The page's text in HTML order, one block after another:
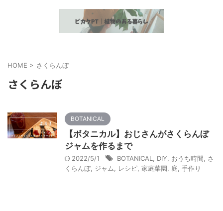
HOME > さくらんぼ
さくらんぼ
BOTANICAL
【ボタニカル】おじさんがさくらんぼ
ジャムを作るまで
2022/5/1 BOTANICAL DIY おうち時間
さ
くらんぼ, ジャム レシピ 家庭菜園 庭 手作り